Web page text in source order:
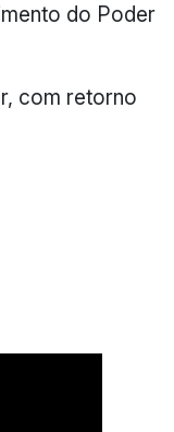
do Poder
com retorno